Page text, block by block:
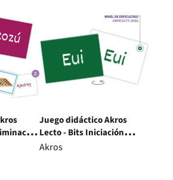
Juego didáctico Akros
Lecto - Bits Iniciación
lectura con vocales
Akros